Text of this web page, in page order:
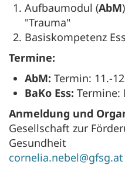
Aufbaumodul (AbM
"Trauma"
Basiskompetenz
Termine:
AbM: Termin: 11.-
BaKo Ess: Termine:
Anmeldung und
Gesellschaft zur
Gesundheit
cornelia.nebel@gfsg.at